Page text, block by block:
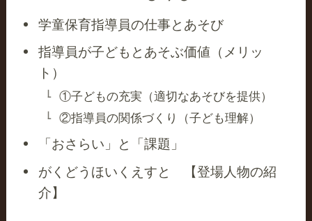
学童保育指導員の仕事とあそび
指導員が子どもとあそぶ価値（メリッ
ト）
①子どもの充実（適切なあそびを提供）
②指導員の関係づくり（子ども理解）
「おさらい」と「課題」
がくどうほいくえすと 【登場人物の紹
介】